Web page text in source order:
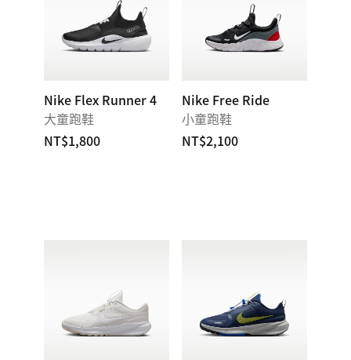
Nike Flex Runner 4
大童跑鞋
NT$1,800
Nike Free Ride
小童跑鞋
NT$2,100